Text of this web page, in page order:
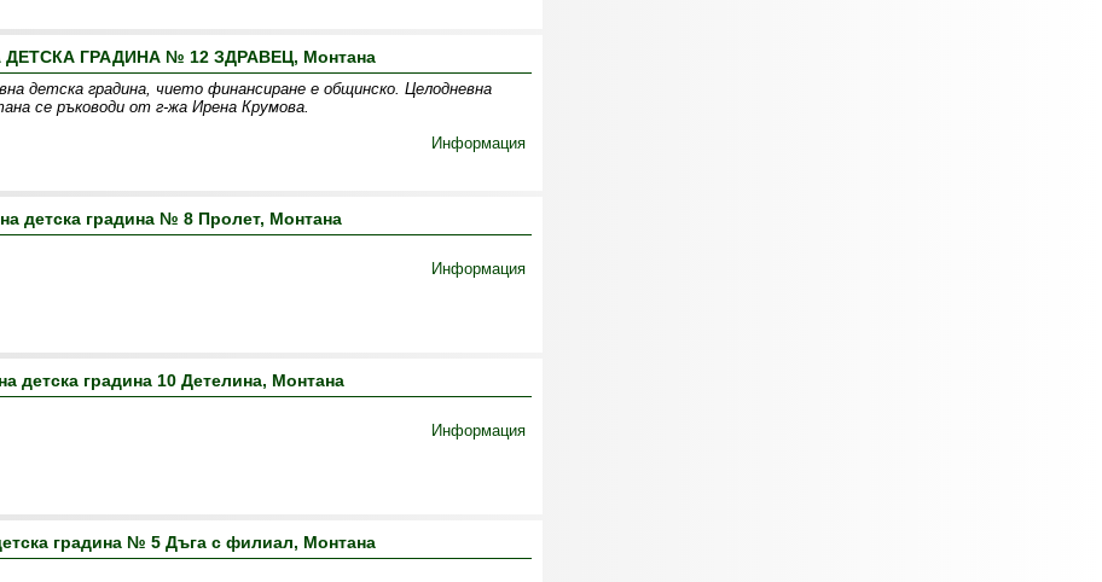
ГРАДИНА № 12 ЗДРАВЕЦ, Монтана
детска градина, чието финансиране е общинско. Целодневна
се ръководи от г-жа Ирена Крумова.
Информация
детска градина № 8 Пролет, Монтана
Информация
детска градина 10 Детелина, Монтана
Информация
градина № 5 Дъга с филиал, Монтана